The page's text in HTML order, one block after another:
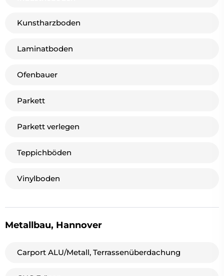
Kunstharzboden
Laminatboden
Ofenbauer
Parkett
Parkett verlegen
Teppichböden
Vinylboden
Metallbau, Hannover
Carport ALU/Metall, Terrassenüberdachung